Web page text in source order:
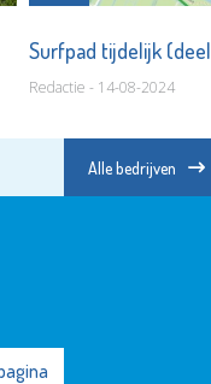
Surfpad tijdelijk
Redactie - 14-08-2024
Alle bedrijven